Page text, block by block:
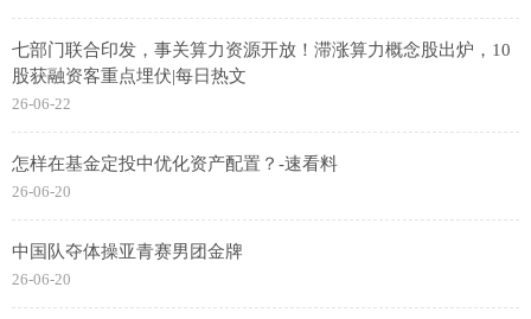
七部门联合印发，事关算力资源开放！滞涨算力概念股出炉，10
股获融资客重点埋伏|每日热文
26-06-22
怎样在基金定投中优化资产配置？-速看料
26-06-20
中国队夺体操亚青赛男团金牌
26-06-20